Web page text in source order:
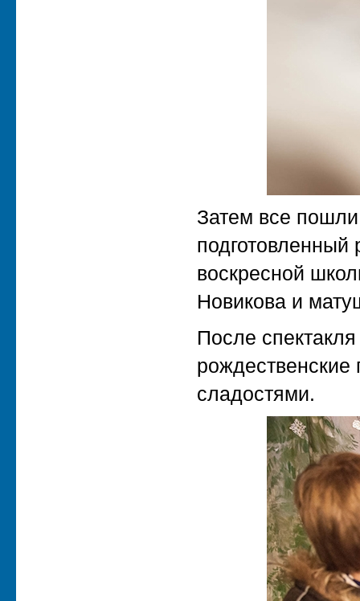
Затем все пошли
воскресной
Новикова и
После
рождественские
сладостями.